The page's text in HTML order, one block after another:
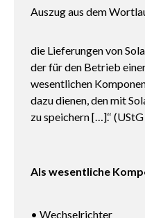
Auszug aus dem
die Lieferungen von
der für den Betrieb
wesentlichen
dazu dienen, den mit
zu speichern […].‘‘
Als wesentliche
• Wechselrichter